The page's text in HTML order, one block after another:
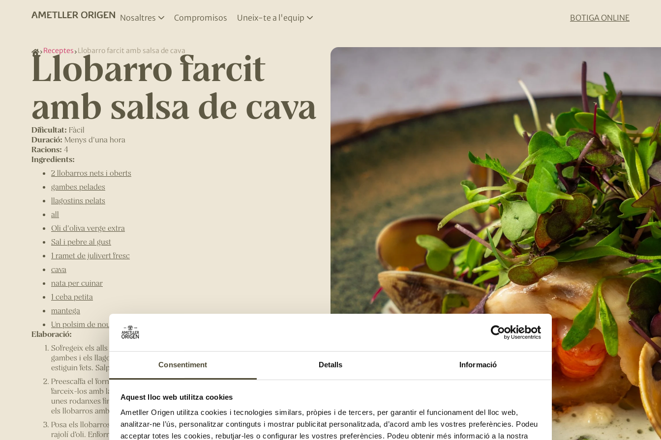
Consentiment Detalls Informació
Aquest lloc web utilitza cookies
Ametller Origen utilitza cookies i tecnologies similars, pròpies i de tercers, per garantir el funcionament del lloc web,
analitzar-ne l’ús, personalitzar continguts i mostrar publicitat personalitzada, d’acord amb les vostres preferències. Podeu
acceptar totes les cookies, rebutjar-les o configurar les vostres preferències. Podeu obtenir més informació a la nostra
Nosaltres Compromisos Uneix-te a l'equip BOTIGA ONLINE
Receptes Llobarro farcit amb salsa de cava
Llobarro farcit
amb salsa de cava
Dificultat: Fàcil
Duració: Menys d'una hora
Racions: 4
Ingredients:
2 llobarros nets i oberts
gambes pelades
llagostins pelats
all
Oli d'oliva verge extra
Sal i pebre al gust
1 ramet de julivert fresc
cava
nata per cuinar
1 ceba petita
mantega
Un polsim de nou moscada
Elaboració:
Sofregeix els alls picats en una paella fins que comencin a agafar color. Afegeix les
gambes i els llagostins picats a trossos i cuina-ho durant 3-4 minuts fins que
estiguin fets. Salpebra-ho, afegeix el julivert picat i reserva-ho.
Preescalfa el forn a 180ºC i mentrestant salpebra els llobarros per dins i per fora i
farceix-los amb la barreja de gambes i llagostins de manera uniforme. Col·loca
unes rodanxes fines de llimona dins dels llobarros per donar-li un toc fresc. Tanca
els llobarros amb escuradents per evitar que el farcit s’escapi durant la cocció.
Posa els llobarros farcits en una safata de forn untada amb oli, ruixa’ls amb un
rajolí d’oli. Enforna’ls durant uns 25-30 minuts fins que estiguin ben cuits.